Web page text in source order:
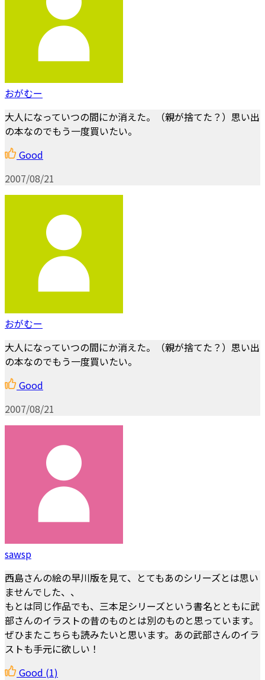
おがむー
大人になっていつの間にか消えた。（親が捨てた？）思い出
の本なのでもう一度買いたい。
Good
2007/08/21
おがむー
大人になっていつの間にか消えた。（親が捨てた？）思い出
の本なのでもう一度買いたい。
Good
2007/08/21
sawsp
西島さんの絵の早川版を見て、とてもあのシリーズとは思い
ませんでした、、
もとは同じ作品でも、三本足シリーズという書名とともに武
部さんのイラストの昔のものとは別のものと思っています。
ぜひまたこちらも読みたいと思います。あの武部さんのイラ
ストも手元に欲しい！
Good (1)